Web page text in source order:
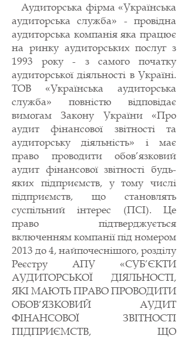
Аудиторська фірма «Українська
аудиторська служба» - провідна
аудиторська компанія яка працює
на ринку аудиторських послуг з
1993 року - з самого початку
аудиторської діяльності в Україні.
ТОВ «Українська аудиторська
служба» повністю відповідає
вимогам Закону України «Про
аудит фінансової звітності та
аудиторську діяльність» і має
право проводити обов’язковий
аудит фінансової звітності будь-
яких підприємств, у тому числі
підприємств, що становлять
суспільний інтерес (ПСІ). Це
право підтверджується
включенням компанії під номером
2013 до 4, найпочеснішого, розділу
Реєстру АПУ «СУБ’ЄКТИ
АУДИТОРСЬКОЇ ДІЯЛЬНОСТІ,
ЯКІ МАЮТЬ ПРАВО ПРОВОДИТИ
ОБОВ’ЯЗКОВИЙ АУДИТ
ФІНАНСОВОЇ ЗВІТНОСТІ
ПІДПРИЄМСТВ, ЩО